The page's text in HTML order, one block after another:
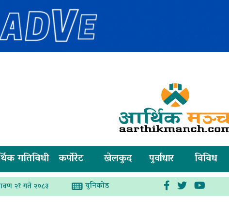
गतिविधी कर्पोरेट खेलकुद पुर्वाधार विविध
२१ गते २०८३ युनिकोड